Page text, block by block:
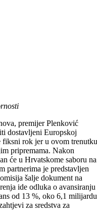
premijer Plenković
dostavljeni Europskoj
fiksni rok jer u ovom
pripremama. Nakon
će u Hrvatskome saboru na
partnerima je predstavljen
šalje dokument na
ide odluka o avansiranju
od 13 %, oko 6,1 milijardu
za sredstva za